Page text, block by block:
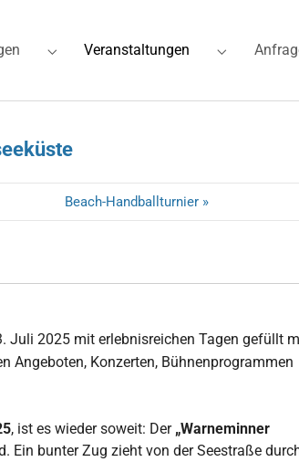
Submenu for "Ostseebad Boltenhagen"
Veranstaltungen (current)
Submenu
Beach-Handballturnier »
Juli 2025 mit erlebnis­reichen Tagen gefüllt
Angeboten, Konzerten, Bühnen­programmen
, ist es wieder soweit: Der „Warneminner
Ein bunter Zug zieht von der Seestraße